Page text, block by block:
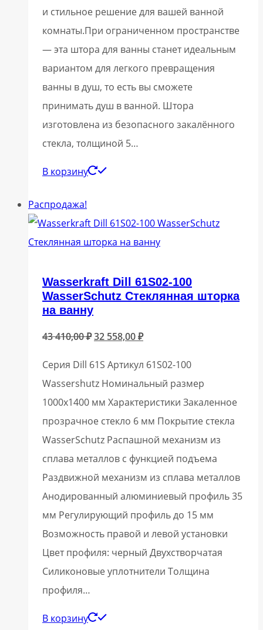
и стильное решение для вашей ванной
комнаты.При ограниченном пространстве
— эта штора для ванны станет идеальным
вариантом для легкого превращения
ванны в душ, то есть вы сможете
принимать душ в ванной. Штора
изготовлена из безопасного закалённого
стекла, толщиной 5…
В корзину
Распродажа!
Wasserkraft Dill 61S02-100
WasserSchutz Стеклянная шторка
на ванну
43 410,00₽Первоначальная
составляла
410,00 ₽.
32 558,00₽Текущая
558,00 ₽.
Серия Dill 61S Артикул 61S02-100
Wassershutz Номинальный размер
1000х1400 мм Характеристики Закаленное
прозрачное стекло 6 мм Покрытие стекла
WasserSchutz Распашной механизм из
сплава металлов с функцией подъема
Раздвижной механизм из сплава металлов
Анодированный алюминиевый профиль 35
мм Регулирующий профиль до 15 мм
Возможность правой и левой установки
Цвет профиля: черный Двухстворчатая
Силиконовые уплотнители Толщина
профиля…
В корзину